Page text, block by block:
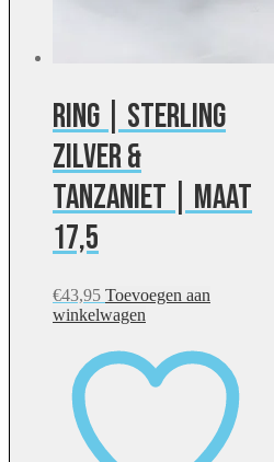
Ring | Sterling
zilver &
tanzaniet | maat
17,5
€43,95 Toevoegen aan
winkelwagen